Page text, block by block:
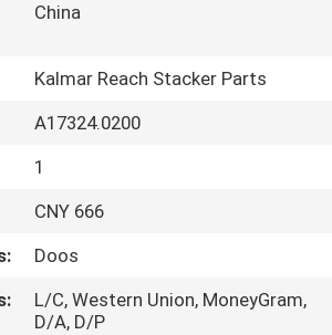
China
Kalmar Reach Stacker Parts
A17324.0200
1
CNY 666
Doos
L/C, Western Union, MoneyGram,
D/A, D/P